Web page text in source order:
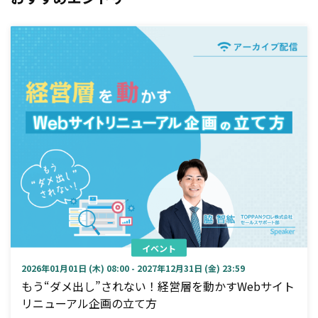
イベント
2026年01月01日 (木) 08:00 - 2027年12月31日 (金) 23:59
もう“ダメ出し”されない！経営層を動かすWebサイト
リニューアル企画の立て方